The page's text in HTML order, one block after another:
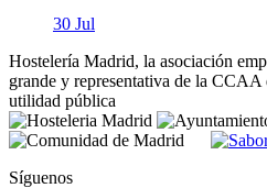
30 Jul
Hostelería Madrid, la asociación
grande y representativa de la
utilidad pública
Síguenos